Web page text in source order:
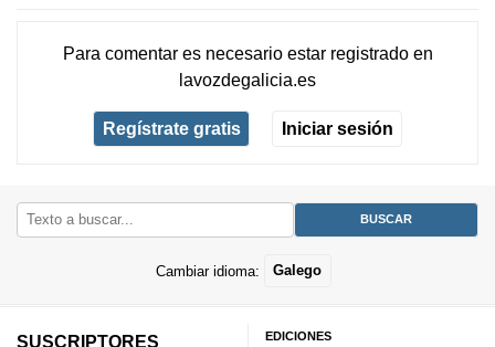
Para comentar es necesario estar registradoen
lavozdegalicia.es
Regístrate gratis Iniciar sesión
Cambiar idioma: Galego
SUSCRIPTORES
EDICIONES